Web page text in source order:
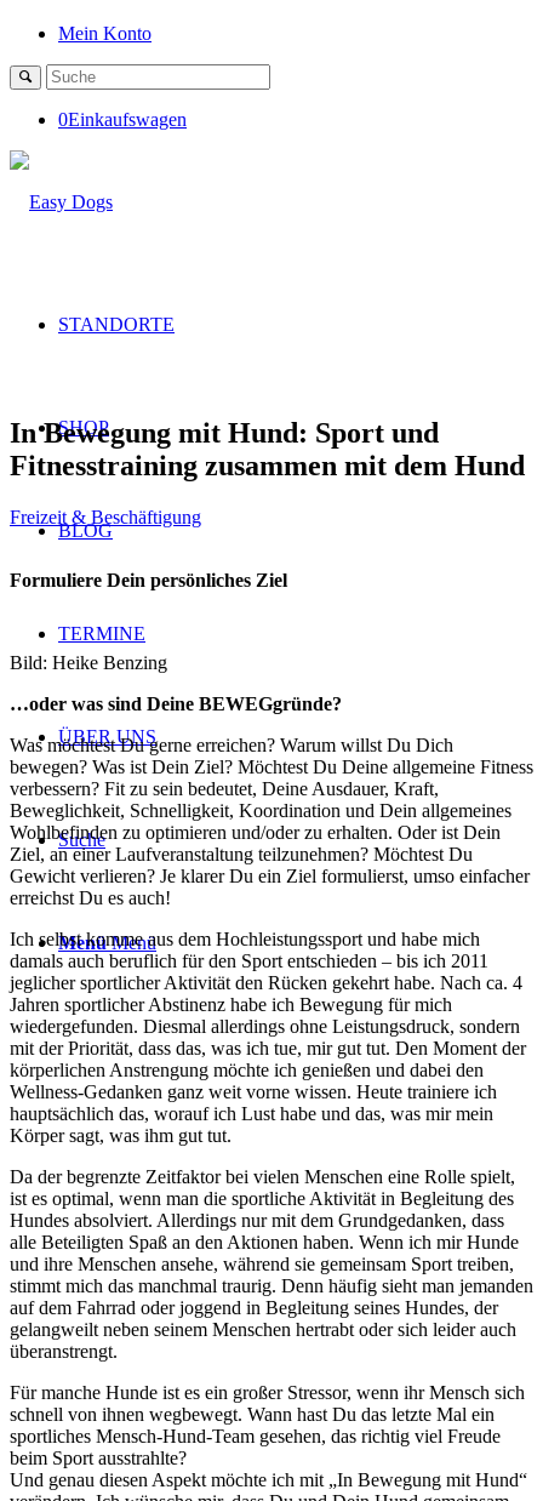
Mein Konto
0Einkaufswagen
STANDORTE
SHOP
BLOG
TERMINE
ÜBER UNS
Suche
Menü Menü
In Bewegung mit Hund: Sport und
Fitnesstraining zusammen mit dem Hund
Freizeit & Beschäftigung
Formuliere Dein persönliches Ziel
Bild: Heike Benzing
…oder was sind Deine BEWEGgründe?
Was möchtest Du gerne erreichen? Warum willst Du Dich
bewegen? Was ist Dein Ziel? Möchtest Du Deine allgemeine Fitness
verbessern? Fit zu sein bedeutet, Deine Ausdauer, Kraft,
Beweglichkeit, Schnelligkeit, Koordination und Dein allgemeines
Wohlbefinden zu optimieren und/oder zu erhalten. Oder ist Dein
Ziel, an einer Laufveranstaltung teilzunehmen? Möchtest Du
Gewicht verlieren? Je klarer Du ein Ziel formulierst, umso einfacher
erreichst Du es auch!
Ich selbst komme aus dem Hochleistungssport und habe mich
damals auch beruflich für den Sport entschieden – bis ich 2011
jeglicher sportlicher Aktivität den Rücken gekehrt habe. Nach ca. 4
Jahren sportlicher Abstinenz habe ich Bewegung für mich
wiedergefunden. Diesmal allerdings ohne Leistungsdruck, sondern
mit der Priorität, dass das, was ich tue, mir gut tut. Den Moment der
körperlichen Anstrengung möchte ich genießen und dabei den
Wellness-Gedanken ganz weit vorne wissen. Heute trainiere ich
hauptsächlich das, worauf ich Lust habe und das, was mir mein
Körper sagt, was ihm gut tut.
Da der begrenzte Zeitfaktor bei vielen Menschen eine Rolle spielt,
ist es optimal, wenn man die sportliche Aktivität in Begleitung des
Hundes absolviert. Allerdings nur mit dem Grundgedanken, dass
alle Beteiligten Spaß an den Aktionen haben. Wenn ich mir Hunde
und ihre Menschen ansehe, während sie gemeinsam Sport treiben,
stimmt mich das manchmal traurig. Denn häufig sieht man jemanden
auf dem Fahrrad oder joggend in Begleitung seines Hundes, der
gelangweilt neben seinem Menschen hertrabt oder sich leider auch
überanstrengt.
Für manche Hunde ist es ein großer Stressor, wenn ihr Mensch sich
schnell von ihnen wegbewegt. Wann hast Du das letzte Mal ein
sportliches Mensch-Hund-Team gesehen, das richtig viel Freude
beim Sport ausstrahlte?
Und genau diesen Aspekt möchte ich mit „In Bewegung mit Hund“